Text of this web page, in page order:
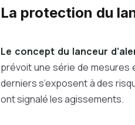
La protection du
Le concept du lanceur
prévoit une série de mesures
derniers s’exposent à des
ont signalé les agissements.